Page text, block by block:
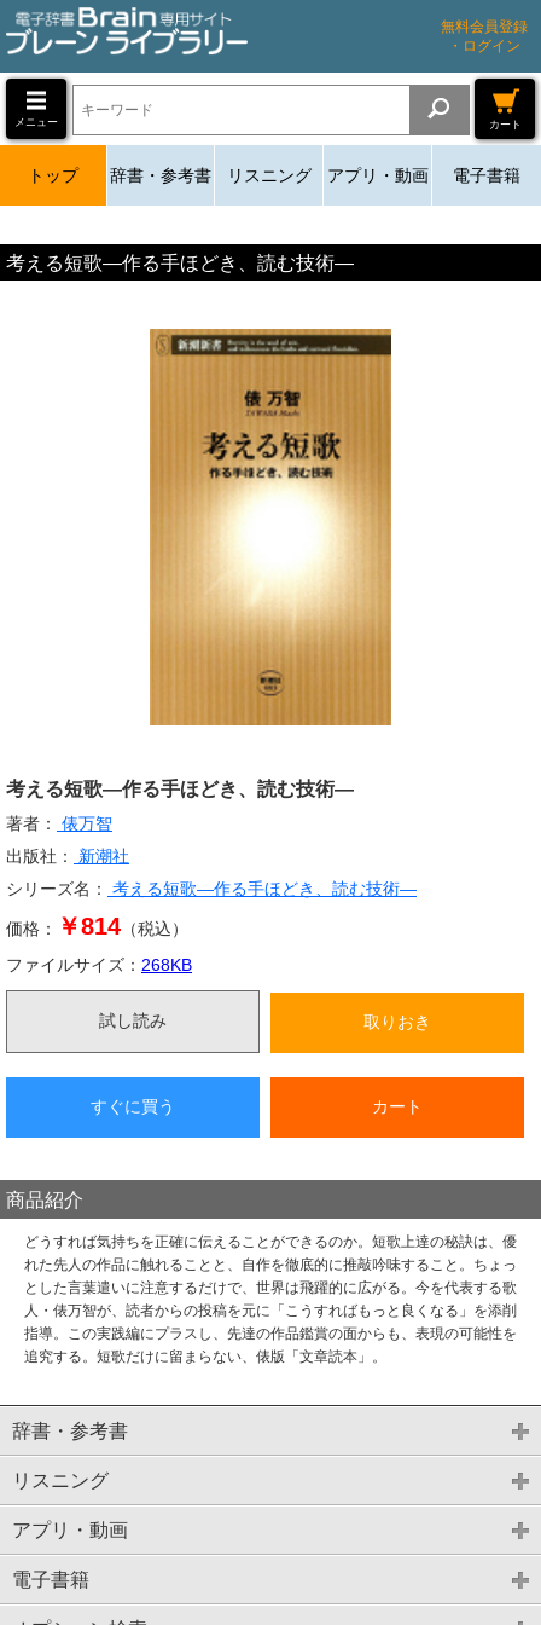
無料会員登録
・ログイン
メニュー カート
トップ 辞書・参考書 リスニング アプリ・動画 電子書籍
考える短歌―作る手ほどき、読む技術―
考える短歌―作る手ほどき、読む技術―
著者：
俵万智
出版社：
新潮社
シリーズ名：
考える短歌―作る手ほどき、読む技術―
価格： ￥814 （税込）
ファイルサイズ： 268KB
試し読み 取りおき
すぐに買う カート
商品紹介
どうすれば気持ちを正確に伝えることができるのか。短歌上達の秘訣は、優
れた先人の作品に触れることと、自作を徹底的に推敲吟味すること。ちょっ
とした言葉遣いに注意するだけで、世界は飛躍的に広がる。今を代表する歌
人・俵万智が、読者からの投稿を元に「こうすればもっと良くなる」を添削
指導。この実践編にプラスし、先達の作品鑑賞の面からも、表現の可能性を
追究する。短歌だけに留まらない、俵版「文章読本」。
辞書・参考書
リスニング
アプリ・動画
電子書籍